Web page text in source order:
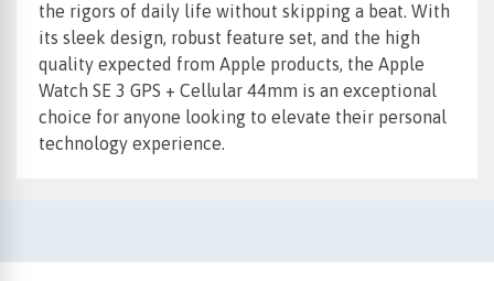
the rigors of daily life without skipping a beat. With
its sleek design, robust feature set, and the high
quality expected from Apple products, the Apple
Watch SE 3 GPS + Cellular 44mm is an exceptional
choice for anyone looking to elevate their personal
technology experience.